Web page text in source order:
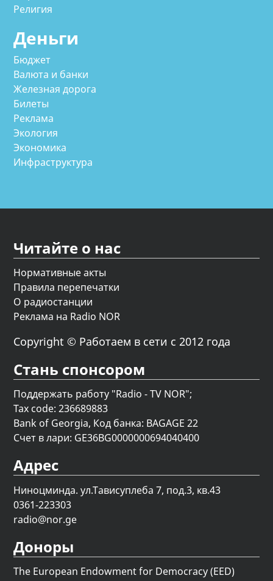
Религия
Деньги
Бюджет
Валюта и банки
Железная дорога
Билеты
Реклама
Экология
Экономика
Инфраструктура
Читайте о нас
Нормативные акты
Правила перепечатки
О радиостанции
Реклама на Radio NOR
Copyright © Работаем в сети с 2012 года
Стань спонсором
Поддержать работу "Radio - TV NOR";
Tax code: 236689883
Bank of Georgia, Код банка: BAGAGE 22
Счет в лари: GE36BG0000000694040400
Адрес
Ниноцминда. ул.Тависуплеба 7, под.3, кв.43
0361-223303
radio@nor.ge
Доноры
The European Endowment for Democracy (EED)